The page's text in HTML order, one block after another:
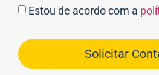
Estou de acordo com a
Solicitar